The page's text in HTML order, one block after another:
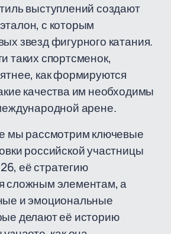
выступлений создают
с которым
звезд фигурного катания.
таких спортсменок,
как формируются
качества им необходимы
арене.
мы рассмотрим ключевые
российской участницы
её стратегию
сложным элементам, а
и эмоциональные
делают её историю